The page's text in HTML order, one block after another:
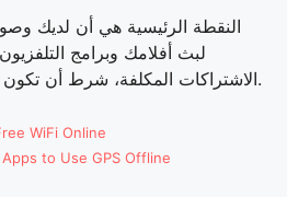
النقطة الرئيسية هي أن لديك
لبث أفلامك وبرامج
الاشتراكات المكلفة، شرط أن تكون مرتاحًا مع بعض الإعلانات.
WiFi Online
to Use GPS Offline